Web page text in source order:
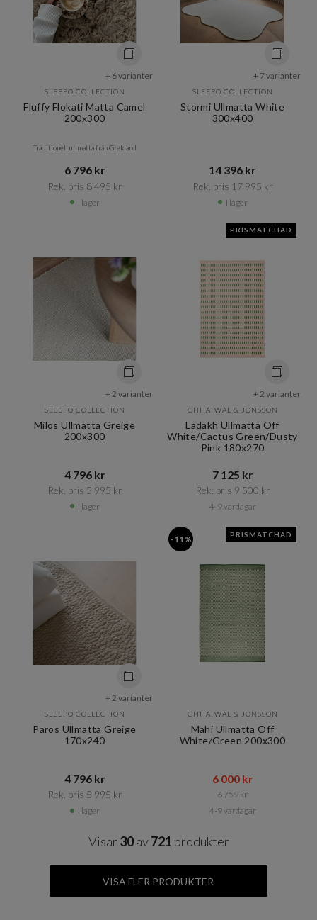
+ 6 varianter
SLEEPO COLLECTION
Fluffy Flokati Matta Camel
200x300
Traditionell ullmatta från Grekland
6 796 kr​​
Rek. pris 8 495 kr​​
I lager
+ 7 varianter
SLEEPO COLLECTION
Stormi Ullmatta White
300x400
14 396 kr​​
Rek. pris 17 995 kr​​
I lager
+ 2 varianter
SLEEPO COLLECTION
Milos Ullmatta Greige
200x300
4 796 kr​​
Rek. pris 5 995 kr​​
I lager
PRISMATCHAD
+ 2 varianter
CHHATWAL & JONSSON
Ladakh Ullmatta Off
White/Cactus Green/Dusty
Pink 180x270
7 125 kr​​
Rek. pris 9 500 kr​​
4-9 vardagar
+ 2 varianter
SLEEPO COLLECTION
Paros Ullmatta Greige
170x240
4 796 kr​​
Rek. pris 5 995 kr​​
I lager
-11% PRISMATCHAD
CHHATWAL & JONSSON
Mahi Ullmatta Off
White/Green 200x300
6 000 kr​​
6 759 kr​​
4-9 vardagar
Visar 30av721 produkter
VISA FLER PRODUKTER